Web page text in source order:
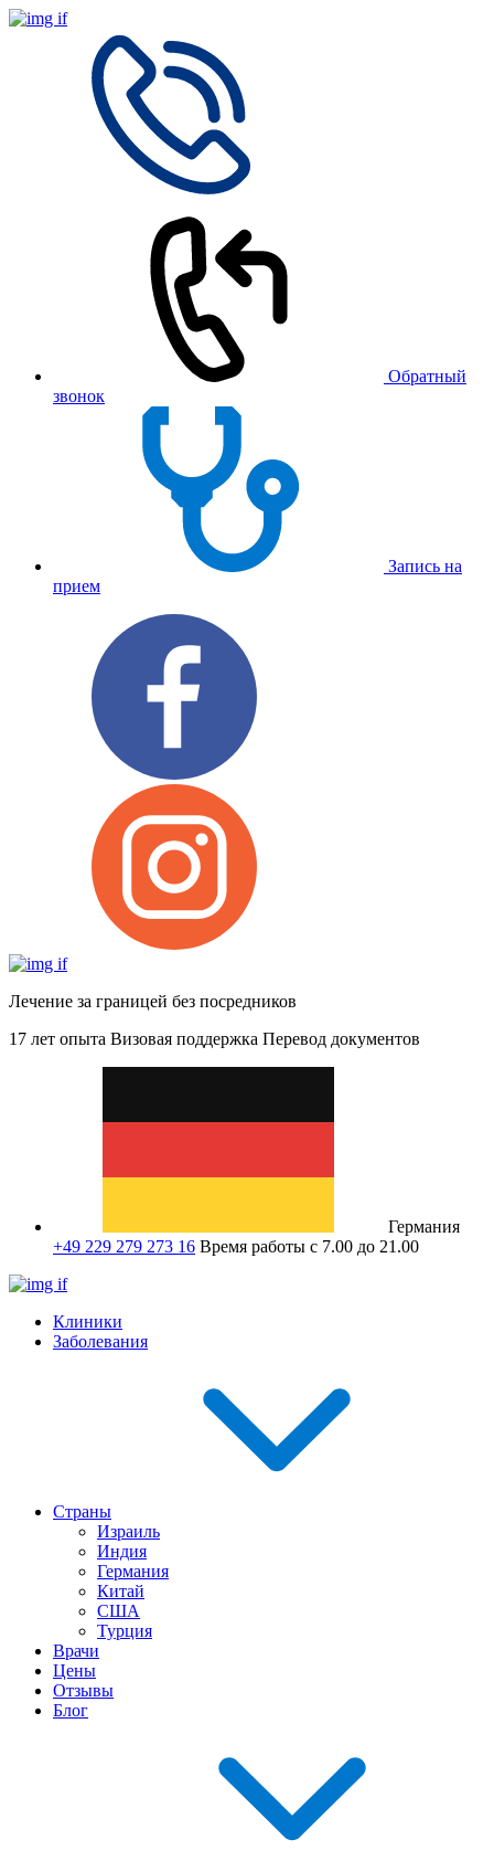
Обратный
звонок
Запись на
прием
Лечение за границей без посредников
17 лет опыта Визовая поддержка Перевод документов
Германия
+49 229 279 273 16 Время работы с 7.00 до 21.00
Клиники
Заболевания
Страны
Израиль
Индия
Германия
Китай
США
Турция
Врачи
Цены
Отзывы
Блог